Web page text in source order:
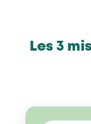
Les 3